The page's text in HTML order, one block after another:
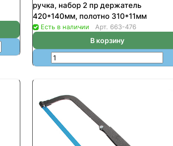
ручка, набор 2 пр держатель
420*140мм, полотно 310*11мм
Есть в наличии Арт. 663-476
В корзину